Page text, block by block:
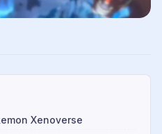
Xenoverse